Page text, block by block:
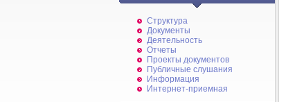
Структура
Документы
Деятельность
Отчеты
Проекты документов
Публичные слушания
Информация
Интернет-приемная